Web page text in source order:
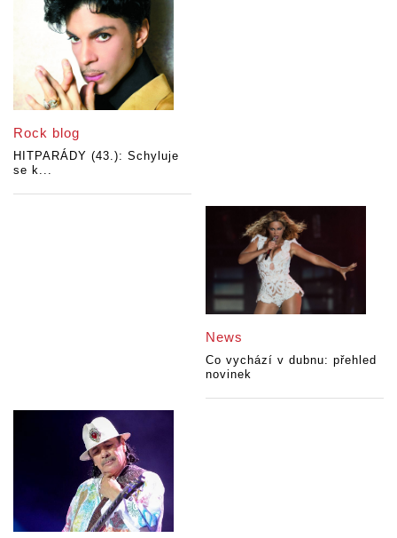
Rock blog
HITPARÁDY (43.): Schyluje
se k...
News
Co vychází v dubnu: přehled
novinek